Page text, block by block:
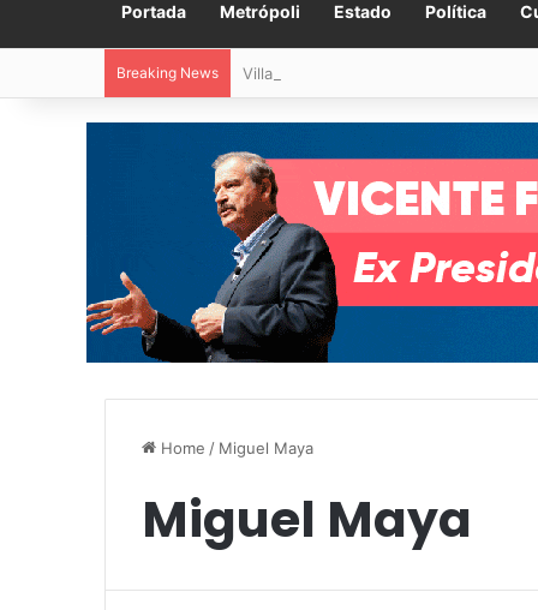
Portada Metrópoli Estado Política
Breaking News Villa de Pozos reporta reducción del
Home / Miguel Maya
Miguel Maya